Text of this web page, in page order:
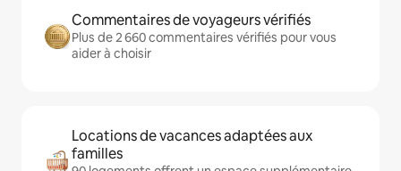
Commentaires de voyageurs vérifiés
Plus de 2 660 commentaires vérifiés pour vous
aider à choisir
Locations de vacances adaptées aux
familles